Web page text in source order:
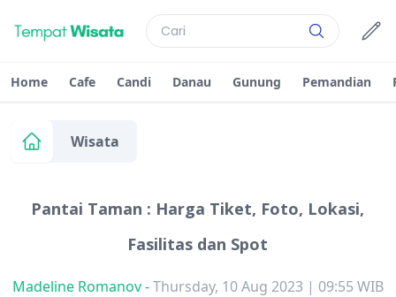
Home Cafe Candi Danau Gunung Pemandian
Wisata
Pantai Taman : Harga Tiket, Foto, Lokasi,
Fasilitas dan Spot
Madeline Romanov-Thursday, 10 Aug 2023 | 09:55 WIB